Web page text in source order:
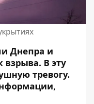
Днепра и
взрыва. В эту
тревогу.